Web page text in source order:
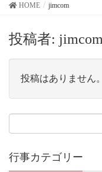
HOME jimcom
投稿者: jimcom
投稿はありません。
行事カテゴリー